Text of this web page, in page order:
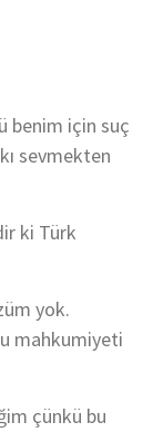
benim için suç
sevmekten
ki Türk
yok.
mahkumiyeti
çünkü bu